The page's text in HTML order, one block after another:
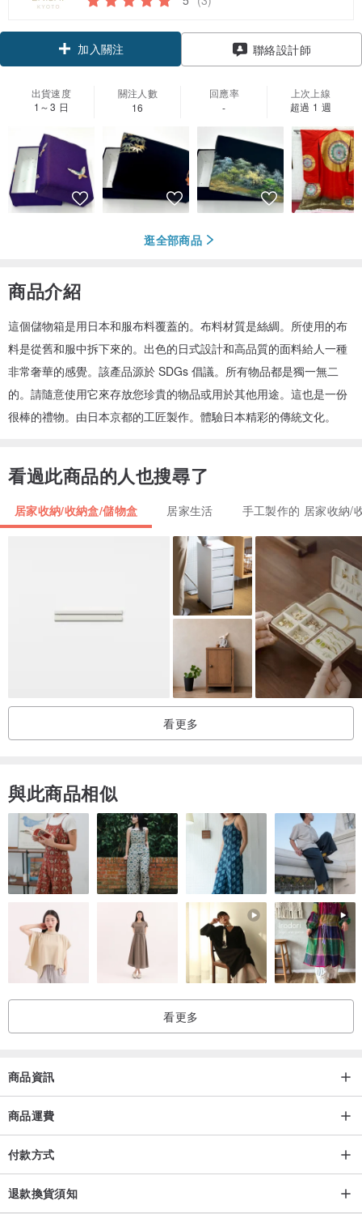
加入關注 聯絡設計師
出貨速度
1～3 日
關注人數
16
回應率
-
上次上線
超過 1 週
逛全部商品
商品介紹
這個儲物箱是用日本和服布料覆蓋的。布料材質是絲綢。所使用的布
料是從舊和服中拆下來的。出色的日式設計和高品質的面料給人一種
非常奢華的感覺。該產品源於 SDGs 倡議。所有物品都是獨一無二
的。請隨意使用它來存放您珍貴的物品或用於其他用途。這也是一份
很棒的禮物。由日本京都的工匠製作。體驗日本精彩的傳統文化。
看過此商品的人也搜尋了
居家收納/收納盒/儲物盒 居家生活 手工製作的 居家收納/
看更多
與此商品相似
看更多
商品資訊
商品運費
付款方式
退款換貨須知